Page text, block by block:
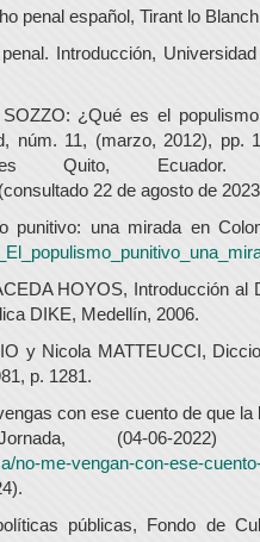
penal español, Tirant lo
Introducción,
¿Qué es el
núm. 11, (marzo, 2012), pp.
Quito,
22 de agosto de
punitivo: una mirada en
HOYOS, Introducción al
DIKE, Medellín, 2006.
y Nicola MATTEUCCI,
p. 1281.
con ese cuento de que la
(04-06-2022)
no-me-vengan-con-ese-
públicas, Fondo de